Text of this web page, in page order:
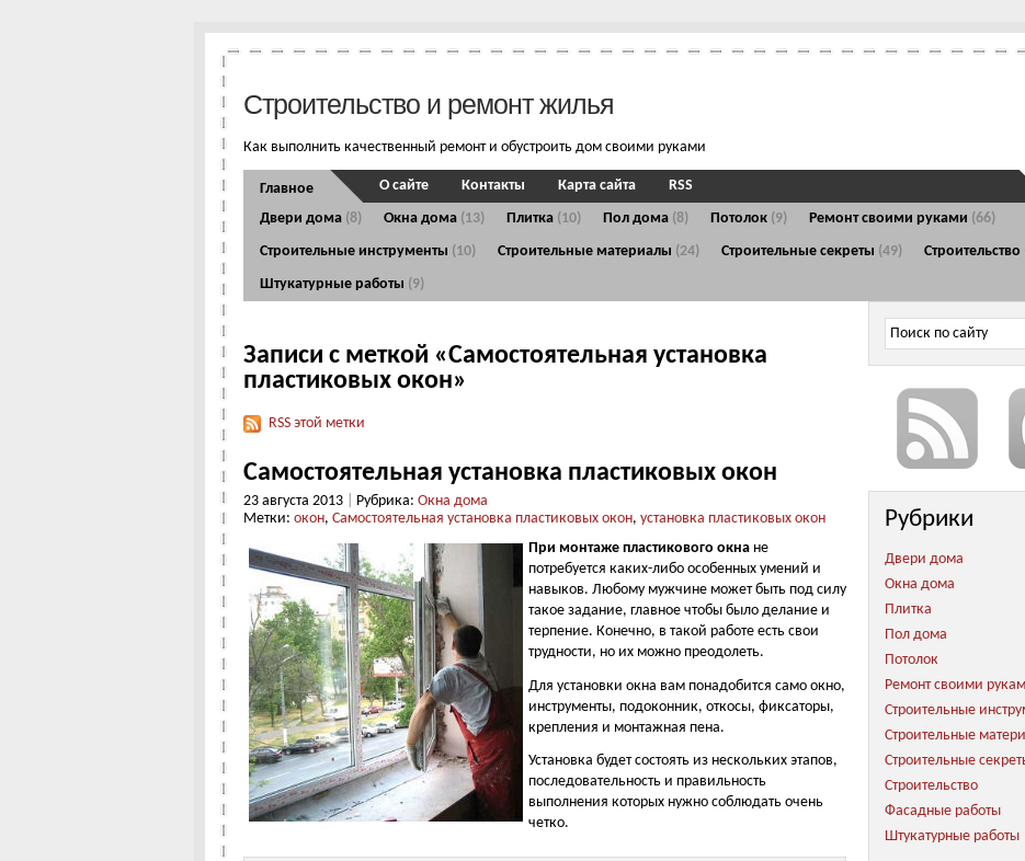
Строительство и ремонт жилья
Как выполнить качественный ремонт и обустроить дом своими руками
Главное
Двери дома (8) Окна дома (13) Плитка (10) Пол дома (8) Потолок (9) Ремонт своими руками (66)
Строительные инструменты (10) Строительные материалы (24) Строительные секреты (49) Строительство
Штукатурные работы (9)
О сайте Контакты Карта сайта RSS
Записи с меткой «Самостоятельная установка
пластиковых окон»
RSS этой метки
Самостоятельная установка пластиковых окон
23 августа 2013 Рубрика: Окна дома
Метки: окон, Самостоятельная установка пластиковых окон, установка пластиковых окон
При монтаже пластикового окна не
потребуется каких-либо особенных умений и
навыков. Любому мужчине может быть под силу
такое задание, главное чтобы было делание и
терпение. Конечно, в такой работе есть свои
трудности, но их можно преодолеть.
Для установки окна вам понадобится само окно,
инструменты, подоконник, откосы, фиксаторы,
крепления и монтажная пена.
Установка будет состоять из нескольких этапов,
последовательность и правильность
выполнения которых нужно соблюдать очень
четко.
Рубрики
Двери дома
Окна дома
Плитка
Пол дома
Потолок
Ремонт своими
Строительные
Строительные
Строительные
Строительство
Фасадные работы
Штукатурные работы